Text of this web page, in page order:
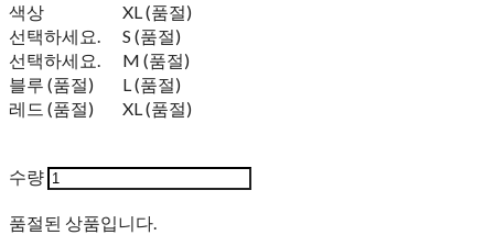
색상
선택하세요.
선택하세요.
블루 (품절)
레드 (품절)
XL (품절)
S (품절)
M (품절)
L (품절)
XL (품절)
수량
품절된 상품입니다.